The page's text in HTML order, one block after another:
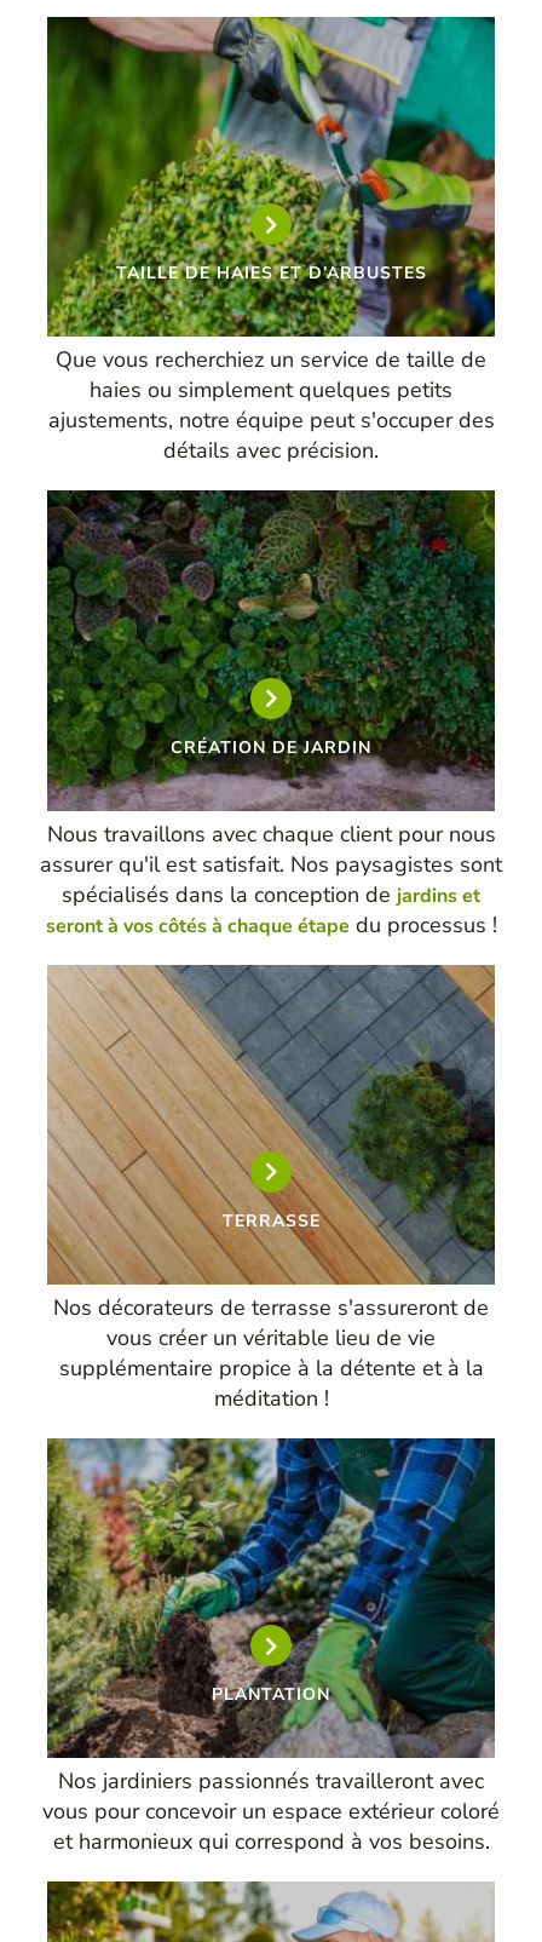
TAILLE DE HAIES ET D’ARBUSTES
Que vous recherchiez un service de taille de
haies ou simplement quelques petits
ajustements, notre équipe peut s'occuper des
détails avec précision.
CRÉATION DE JARDIN
Nous travaillons avec chaque client pour nous
assurer qu'il est satisfait. Nos paysagistes sont
spécialisés dans la conception de jardins et
seront à vos côtés à chaque étape du processus !
TERRASSE
Nos décorateurs de terrasse s'assureront de
vous créer un véritable lieu de vie
supplémentaire propice à la détente et à la
méditation !
PLANTATION
Nos jardiniers passionnés travailleront avec
vous pour concevoir un espace extérieur coloré
et harmonieux qui correspond à vos besoins.